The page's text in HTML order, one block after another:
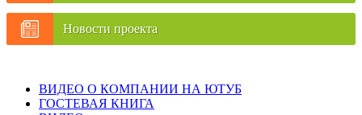
Новости проекта
ВИДЕО О КОМПАНИИ НА ЮТУБ
ГОСТЕВАЯ КНИГА